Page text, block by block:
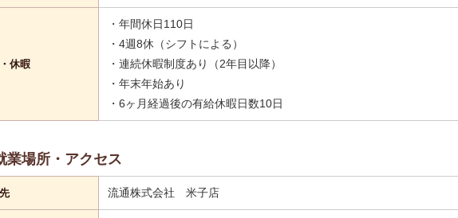
休暇
・年間休日110日
・4週8休（シフトによる）
・連続休暇制度あり（2年目以降）
・年末年始あり
・6ヶ月経過後の有給休暇日数10日
業場所・アクセス
流通株式会社 米子店